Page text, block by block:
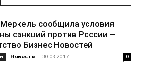
сообщила условия
санкций против России —
Бизнес Новостей
Новости - 30.08.2017 0